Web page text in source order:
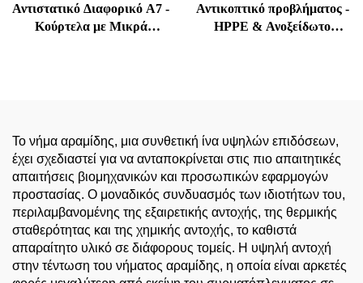
Αντιστατικό Διαφορικό Α7 -
Κούρτελα με Μικρά
Αντικοπτικό προβλήματος -
HPPE & Ανοξείδωτο
Το νήμα αραμίδης, μια συνθετική ίνα υψηλών επιδόσεων,
έχει σχεδιαστεί για να ανταποκρίνεται στις πιο απαιτητικές
απαιτήσεις βιομηχανικών και προσωπικών εφαρμογών
προστασίας. Ο μοναδικός συνδυασμός των ιδιοτήτων του,
περιλαμβανομένης της εξαιρετικής αντοχής, της θερμικής
σταθερότητας και της χημικής αντοχής, το καθιστά
απαραίτητο υλικό σε διάφορους τομείς. Η υψηλή αντοχή
στην τέντωση του νήματος αραμίδης, η οποία είναι αρκετές